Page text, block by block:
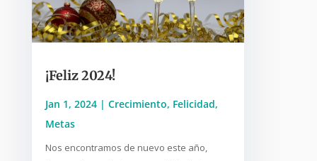
¡Feliz 2024!
Jan 1, 2024| Crecimiento, Felicidad,
Metas
Nos encontramos de nuevo este año,